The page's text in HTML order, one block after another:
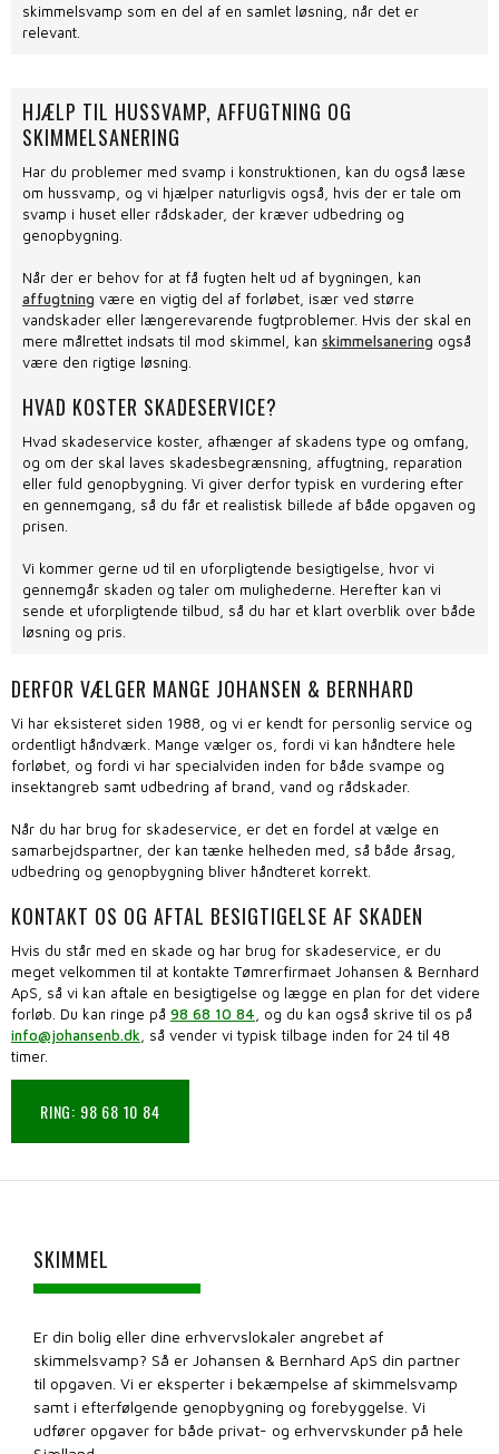
skimmelsvamp som en del af en samlet løsning, når det er
relevant.
HJÆLP TIL HUSSVAMP, AFFUGTNING OG
SKIMMELSANERING
Har du problemer med svamp i konstruktionen, kan du også læse
om hussvamp, og vi hjælper naturligvis også, hvis der er tale om
svamp i huset eller rådskader, der kræver udbedring og
genopbygning.
Når der er behov for at få fugten helt ud af bygningen, kan
affugtning være en vigtig del af forløbet, især ved større
vandskader eller længerevarende fugtproblemer. Hvis der skal en
mere målrettet indsats til mod skimmel, kan skimmelsanering også
være den rigtige løsning.
HVAD KOSTER SKADESERVICE?
Hvad skadeservice koster, afhænger af skadens type og omfang,
og om der skal laves skadesbegrænsning, affugtning, reparation
eller fuld genopbygning. Vi giver derfor typisk en vurdering efter
en gennemgang, så du får et realistisk billede af både opgaven og
prisen.
Vi kommer gerne ud til en uforpligtende besigtigelse, hvor vi
gennemgår skaden og taler om mulighederne. Herefter kan vi
sende et uforpligtende tilbud, så du har et klart overblik over både
løsning og pris.​
DERFOR VÆLGER MANGE JOHANSEN & BERNHARD
Vi har eksisteret siden 1988, og vi er kendt for personlig service og
ordentligt håndværk. Mange vælger os, fordi vi kan håndtere hele
forløbet, og fordi vi har specialviden inden for både svampe og
insektangreb samt udbedring af brand, vand og rådskader.
Når du har brug for skadeservice, er det en fordel at vælge en
samarbejdspartner, der kan tænke helheden med, så både årsag,
udbedring og genopbygning bliver håndteret korrekt.
KONTAKT OS OG AFTAL BESIGTIGELSE AF SKADEN
Hvis du står med en skade og har brug for skadeservice, er du
meget velkommen til at kontakte Tømrerfirmaet Johansen & Bernhard
ApS, så vi kan aftale en besigtigelse og lægge en plan for det videre
forløb. Du kan ringe på 98 68 10 84 , og du kan også skrive til os på
info@johansenb.dk , så vender vi typisk tilbage inden for 24 til 48
timer.
RING: 98 68 10 84
SKIMMEL
Er din bolig eller dine erhvervslokaler angrebet af
skimmelsvamp? Så er Johansen & Bernhard ApS din partner
til opgaven. Vi er eksperter i bekæmpelse af skimmelsvamp
samt i efterfølgende genopbygning og forebyggelse. Vi
udfører opgaver for både privat- og erhvervskunder på hele